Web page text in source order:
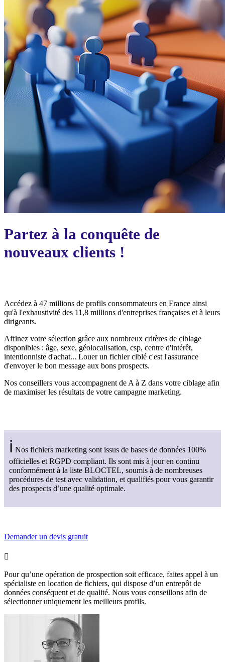
Partez à la conquête de
nouveaux clients !
Accédez à 47 millions de profils consommateurs en France ainsi
qu'à l'exhaustivité des 11,8 millions d'entreprises françaises et à leurs
dirigeants.
Affinez votre sélection grâce aux nombreux critères de ciblage
disponibles : âge, sexe, géolocalisation, csp, centre d'intérêt,
intentionniste d'achat... Louer un fichier ciblé c'est l'assurance
d'envoyer le bon message aux bons prospects.
Nos conseillers vous accompagnent de A à Z dans votre ciblage afin
de maximiser les résultats de votre campagne marketing.
ℹ Nos fichiers marketing sont issus de bases de données 100%
officielles et RGPD compliant. Ils sont mis à jour en continu
conformément à la liste BLOCTEL, soumis à de nombreuses
procédures de test avec validation, et qualifiés pour vous garantir
des prospects d’une qualité optimale.
Demander un devis gratuit

Pour qu’une opération de prospection soit efficace, faites appel à un
spécialiste en location de fichiers, qui dispose d’un entrepôt de
données conséquent et de qualité. Nous vous conseillons afin de
sélectionner uniquement les meilleurs profils.